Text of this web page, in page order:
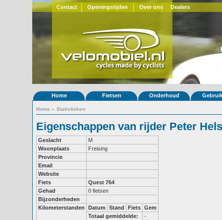
Contact Openingstijden Over ons Dealers
Home Fietsen Onderhoud
Home » Statistieken
Eigenschappen van rijder Peter
Geslacht
M
Woonplaats
Freising
Provincie
Email
Website
Fiets
Quest 764
Gehad
0 fietsen
Bijzonderheden
Kilometerstanden
Datum Stand Fiets Gem
Totaal gemiddelde:
-